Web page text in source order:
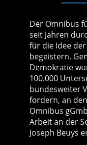
Der Omnibus
seit Jahren
für die Idee
begeistern.
Demokratie
100.000
bundesweiter
fordern, an
Omnibus
Arbeit an der
Joseph Beuys